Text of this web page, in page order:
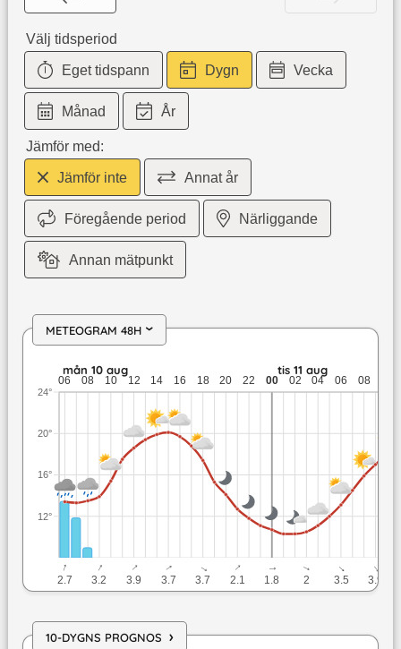
Välj tidsperiod
Eget tidspann Dygn Vecka
Månad År
Jämför med:
Jämför inte Annat år
Föregående period Närliggande
Annan mätpunkt
METEOGRAM 48H ›
mån 10 aug: 20,1 till 11,1 grader: 3,2 mm nederbörd: upp
mån 10 aug tis 11 aug
06 08 10 12 14 16 18 20 22 00 02 04 06 08
12°
16°
20°
24°
↓
2.7
↓
3.2
↓
3.9
↓
3.7
↓
3.7
↓
2.1
↓
1.8
↓
2
↓
3.5
↓
3.9
10-DYGNS PROGNOS ›